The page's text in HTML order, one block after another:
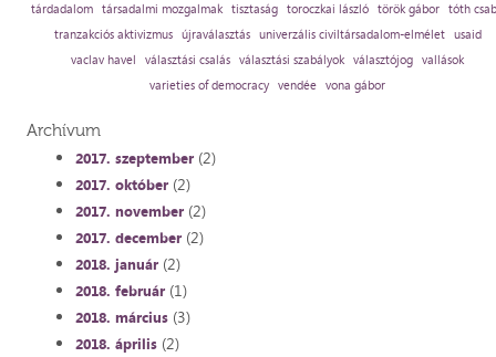
tárdadalom társadalmi mozgalmak tisztaság toroczkai lászló török gábor tóth
tranzakciós aktivizmus
újraválasztás univerzális civiltársadalom-elmélet
usaid
vaclav havel
választási csalás választási szabályok választójog vallások
varieties of democracy vendée vona gábor
Archívum
2017. szeptember(2)
2017. október(2)
2017. november(2)
2017. december(2)
2018. január(2)
2018. február(1)
2018. március(3)
2018. április(2)